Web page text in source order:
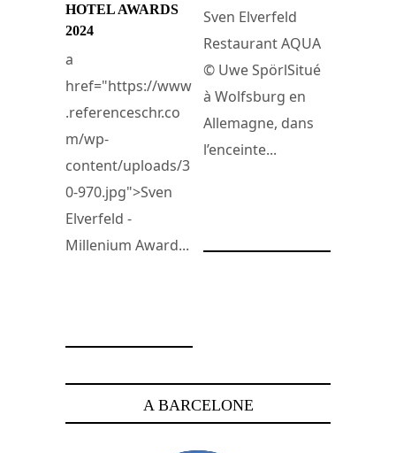
HOTEL AWARDS
2024
a
href="https://www
.referenceschr.co
m/wp-
content/uploads/3
0-970.jpg">Sven
Elverfeld -
Millenium Award...
Sven Elverfeld
Restaurant AQUA
© Uwe SpörlSitué
à Wolfsburg en
Allemagne, dans
l’enceinte...
A BARCELONE